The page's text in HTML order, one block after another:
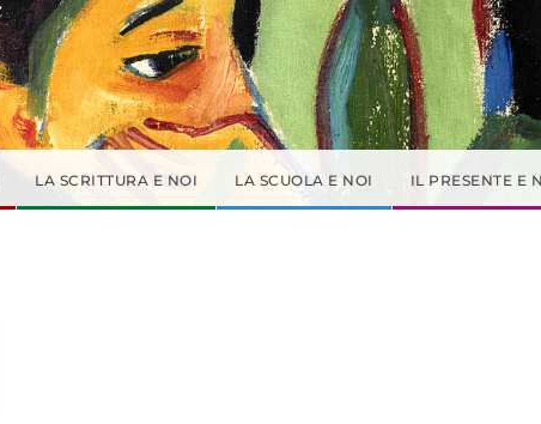
LA SCRITTURA E NOI LA SCUOLA E NOI IL PRESENTE E